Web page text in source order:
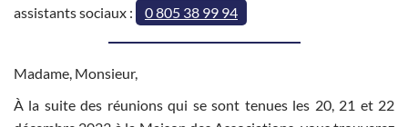
assistants sociaux :
0 805 38 99 94
Madame, Monsieur,
À la suite des réunions qui se sont tenues les 20, 21 et 22